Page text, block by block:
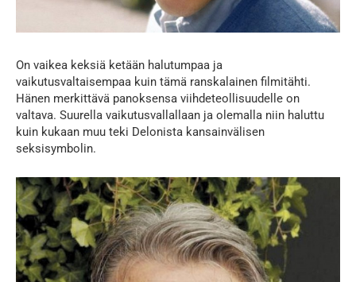
On vaikea keksiä ketään halutumpaa ja
vaikutusvaltaisempaa kuin tämä ranskalainen filmitähti.
Hänen merkittävä panoksensa viihdeteollisuudelle on
valtava. Suurella vaikutusvallallaan ja olemalla niin haluttu
kuin kukaan muu teki Delonista kansainvälisen
seksisymbolin.